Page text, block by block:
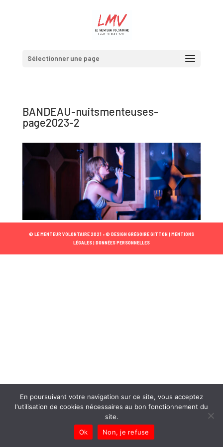
Sélectionner une page
BANDEAU-nuitsmenteuses-
page2023-2
© LE MENTEUR VOLONTAIRE 2021 •© DESIGN GRÉGOIRE GITTON | MENTIONS
LÉGALES | DONNÉES PERSONNELLES
En poursuivant votre navigation sur ce site, vous acceptez
l'utilisation de cookies nécessaires au bon fonctionnement du
site.
Ok
Non, je refuse